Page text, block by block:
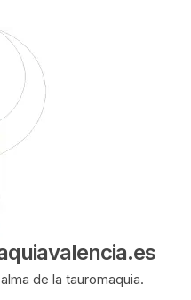
de la tauromaquia.